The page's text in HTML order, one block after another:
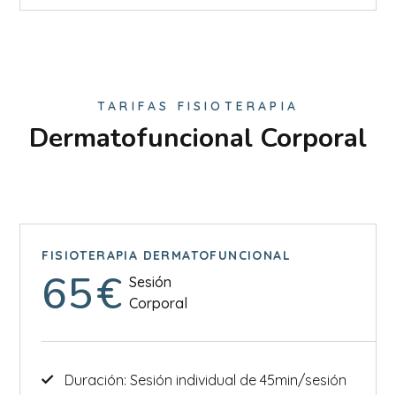
TARIFAS FISIOTERAPIA
Dermatofuncional Corporal
FISIOTERAPIA DERMATOFUNCIONAL
65€ Sesión
Corporal
Duración: Sesión individual de 45min/sesión